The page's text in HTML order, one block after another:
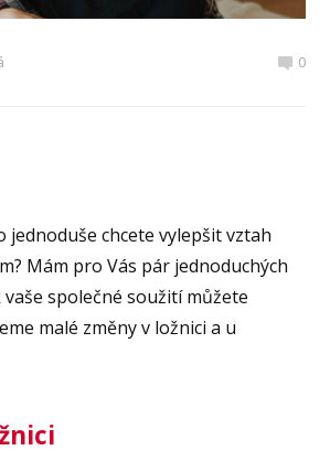
0
jednoduše chcete vylepšit vztah
Mám pro Vás pár jednoduchých
vaše společné soužití můžete
malé změny v ložnici a u
nici